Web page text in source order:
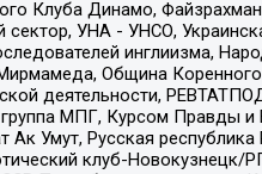
Клуба Динамо,
УНА - УНСО,
инглиизма,
Община
деятельности,
МПГ, Курсом Правды и
Ак Умут, Русская
клуб-